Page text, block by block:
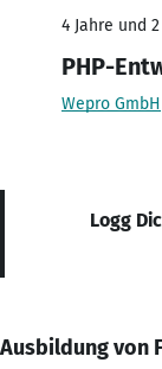
4 Jahre und
PHP-
Wepro GmbH
Logg
Ausbildung von